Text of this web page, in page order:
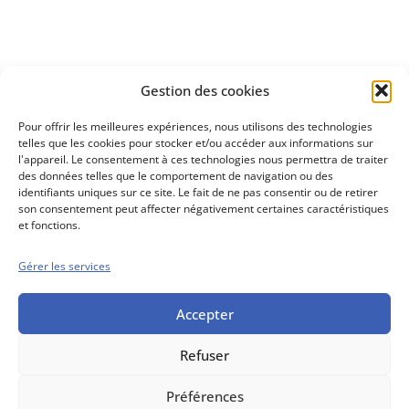
Gestion des cookies
Pour offrir les meilleures expériences, nous utilisons des technologies
telles que les cookies pour stocker et/ou accéder aux informations sur
l'appareil. Le consentement à ces technologies nous permettra de traiter
des données telles que le comportement de navigation ou des
identifiants uniques sur ce site. Le fait de ne pas consentir ou de retirer
son consentement peut affecter négativement certaines caractéristiques
et fonctions.
Gérer les services
Accepter
Refuser
Préférences
Découvrez
Conseils boursiers depuis 1952
Propos Utiles est
une publication
Conditions générales de vente